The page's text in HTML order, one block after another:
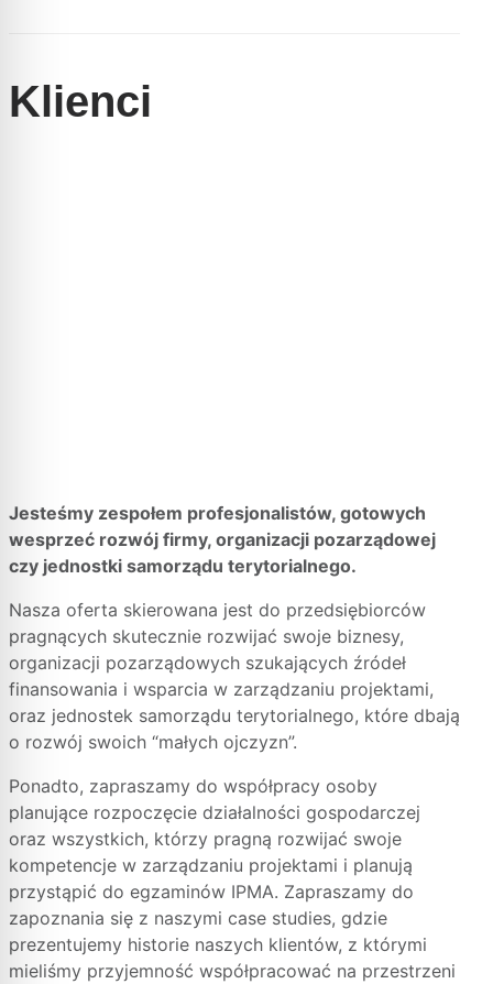
Klienci
Jesteśmy zespołem profesjonalistów, gotowych
wesprzeć rozwój firmy, organizacji pozarządowej
czy jednostki samorządu terytorialnego.
Nasza oferta skierowana jest do przedsiębiorców
pragnących skutecznie rozwijać swoje biznesy,
organizacji pozarządowych szukających źródeł
finansowania i wsparcia w zarządzaniu projektami,
oraz jednostek samorządu terytorialnego, które dbają
o rozwój swoich “małych ojczyzn”.
Ponadto, zapraszamy do współpracy osoby
planujące rozpoczęcie działalności gospodarczej
oraz wszystkich, którzy pragną rozwijać swoje
kompetencje w zarządzaniu projektami i planują
przystąpić do egzaminów IPMA. Zapraszamy do
zapoznania się z naszymi case studies, gdzie
prezentujemy historie naszych klientów, z którymi
mieliśmy przyjemność współpracować na przestrzeni